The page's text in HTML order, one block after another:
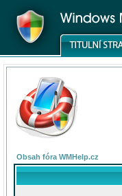
Obsah fóra WMHelp.cz